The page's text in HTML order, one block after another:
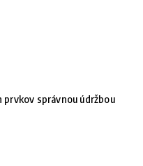
správnou údržbou